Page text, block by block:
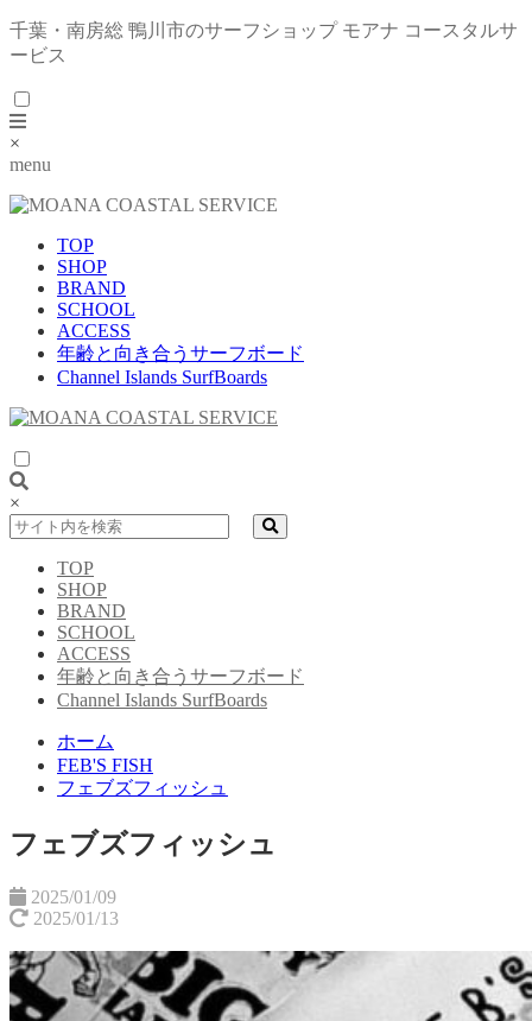
千葉・南房総 鴨川市のサーフショップ モアナ コースタルサ
ービス
×
menu
TOP
SHOP
BRAND
SCHOOL
ACCESS
年齢と向き合うサーフボード
Channel Islands SurfBoards
×
TOP
SHOP
BRAND
SCHOOL
ACCESS
年齢と向き合うサーフボード
Channel Islands SurfBoards
ホーム
FEB'S FISH
フェブズフィッシュ
フェブズフィッシュ
2025/01/09
2025/01/13